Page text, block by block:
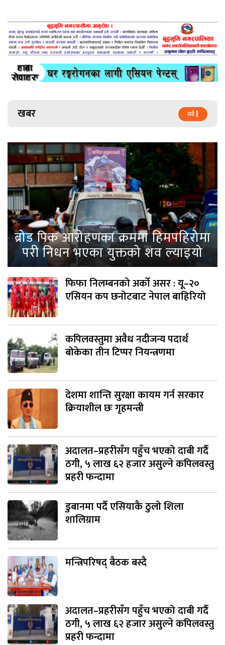
खबर सबै
ब्रोड पिक आरोहणका क्रममा हिमपहिरोमा
परी निधन भएका युक्तको शव ल्याइयो
फिफा निलम्बनको अर्को असर : यू–२०
एसियन कप छनोटबाट नेपाल बाहिरियो
कपिलवस्तुमा अवैध नदीजन्य पदार्थ
बोकेका तीन टिप्पर नियन्त्रणमा
देशमा शान्ति सुरक्षा कायम गर्न सरकार
क्रियाशील छः गृहमन्त्री
अदालत–प्रहरीसँग पहुँच भएको दाबी गर्दै
ठगी, ५ लाख ६२ हजार असुल्ने कपिलवस्तु
प्रहरी फन्दामा
डुबानमा पर्दै एसियाकै ठुलो शिला
शालिग्राम
मन्त्रिपरिषद् बैठक बस्दै
अदालत–प्रहरीसँग पहुँच भएको दाबी गर्दै
ठगी, ५ लाख ६२ हजार असुल्ने कपिलवस्तु
प्रहरी फन्दामा